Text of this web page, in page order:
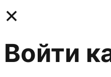
×
Войти